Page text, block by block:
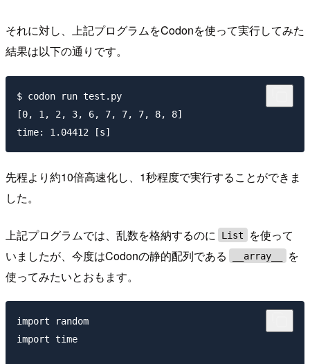
それに対し、上記プログラムをCodonを使って実行してみた
結果は以下の通りです。
$ codon run test.py
[0, 1, 2, 3, 6, 7, 7, 7, 8, 8]
先程より約10倍高速化し、1秒程度で実行することができま
した。
上記プログラムでは、乱数を格納するのに List
を使って
いましたが、今度はCodonの静的配列である
__array__
を
使ってみたいとおもます。
import random
import time